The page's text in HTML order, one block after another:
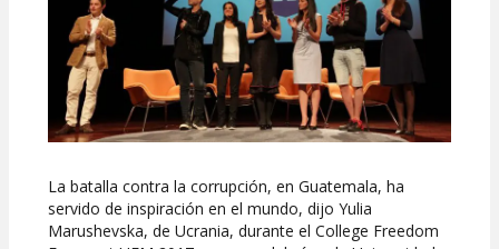
La batalla contra la corrupción, en Guatemala, ha
servido de inspiración en el mundo, dijo Yulia
Marushevska, de Ucrania, durante el College Freedom